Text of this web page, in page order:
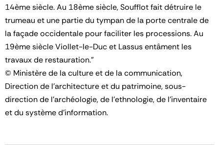
14ème siècle. Au 18ème siècle, Soufflot fait détruire le
trumeau et une partie du tympan de la porte centrale de
la façade occidentale pour faciliter les processions. Au
19ème siècle Viollet-le-Duc et Lassus entâment les
travaux de restauration."
© Ministère de la culture et de la communication,
Direction de l'architecture et du patrimoine, sous-
direction de l'archéologie, de l'ethnologie, de l'inventaire
et du système d'information.